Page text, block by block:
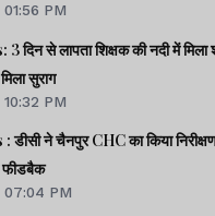
PM
दिन से लापता शिक्षक की नदी में मिला
सुराग
PM
ने चैनपुर CHC का किया
फीडबैक
07:04 PM